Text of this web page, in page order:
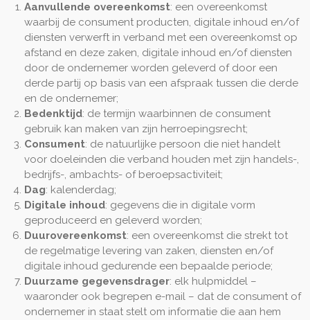
Aanvullende overeenkomst: een overeenkomst
waarbij de consument producten, digitale inhoud en/of
diensten verwerft in verband met een overeenkomst op
afstand en deze zaken, digitale inhoud en/of diensten
door de ondernemer worden geleverd of door een
derde partij op basis van een afspraak tussen die derde
en de ondernemer;
Bedenktijd: de termijn waarbinnen de consument
gebruik kan maken van zijn herroepingsrecht;
Consument: de natuurlijke persoon die niet handelt
voor doeleinden die verband houden met zijn handels-,
bedrijfs-, ambachts- of beroepsactiviteit;
Dag: kalenderdag;
Digitale inhoud: gegevens die in digitale vorm
geproduceerd en geleverd worden;
Duurovereenkomst: een overeenkomst die strekt tot
de regelmatige levering van zaken, diensten en/of
digitale inhoud gedurende een bepaalde periode;
Duurzame gegevensdrager: elk hulpmiddel –
waaronder ook begrepen e-mail – dat de consument of
ondernemer in staat stelt om informatie die aan hem